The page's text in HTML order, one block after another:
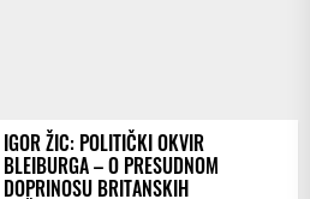
IGOR ŽIC: POLITIČKI OKVIR
BLEIBURGA – O PRESUDNOM
DOPRINOSU BRITANSKIH